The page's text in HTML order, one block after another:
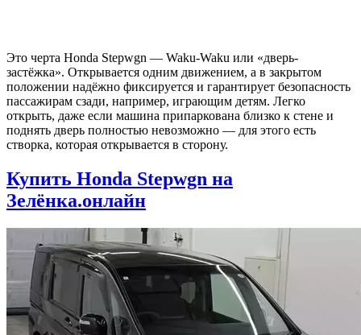
Это черта Honda Stepwgn — Waku-Waku или «дверь-
застёжка». Открывается одним движением, а в закрытом
положении надёжно фиксируется и гарантирует безопасность
пассажирам сзади, например, играющим детям. Легко
открыть, даже если машина припаркована близко к стене и
поднять дверь полностью невозможно — для этого есть
створка, которая открывается в сторону.
Купить Honda Stepwgn на
Зелёнка.онлайн